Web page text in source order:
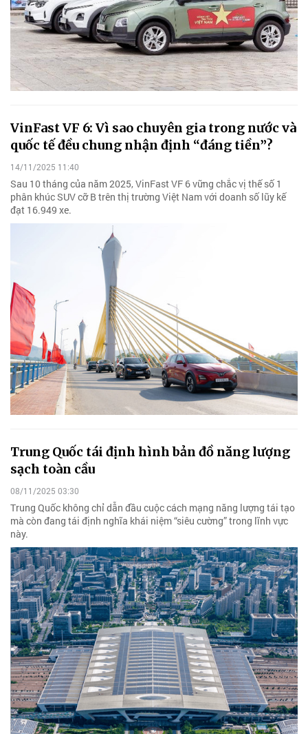
VinFast VF 6: Vì sao chuyên gia trong nước và
quốc tế đều chung nhận định “đáng tiền”?
14/11/2025 11:40
Sau 10 tháng của năm 2025, VinFast VF 6 vững chắc vị thế số 1
phân khúc SUV cỡ B trên thị trường Việt Nam với doanh số lũy kế
đạt 16.949 xe.
Trung Quốc tái định hình bản đồ năng lượng
sạch toàn cầu
08/11/2025 03:30
Trung Quốc không chỉ dẫn đầu cuộc cách mạng năng lượng tái tạo
mà còn đang tái định nghĩa khái niệm “siêu cường” trong lĩnh vực
này.